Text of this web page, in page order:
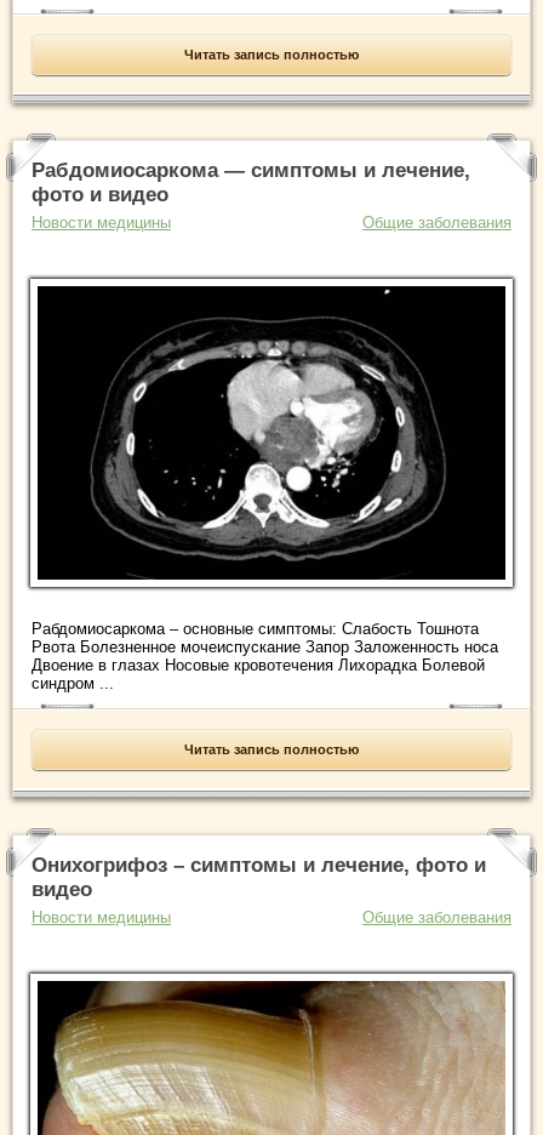
Читать запись полностью
Рабдомиосаркома — симптомы и лечение,
фото и видео
Новости медицины Общие заболевания
Рабдомиосаркома – основные симптомы: Слабость Тошнота
Рвота Болезненное мочеиспускание Запор Заложенность носа
Двоение в глазах Носовые кровотечения Лихорадка Болевой
синдром ...
Читать запись полностью
Онихогрифоз – симптомы и лечение, фото и
видео
Новости медицины Общие заболевания